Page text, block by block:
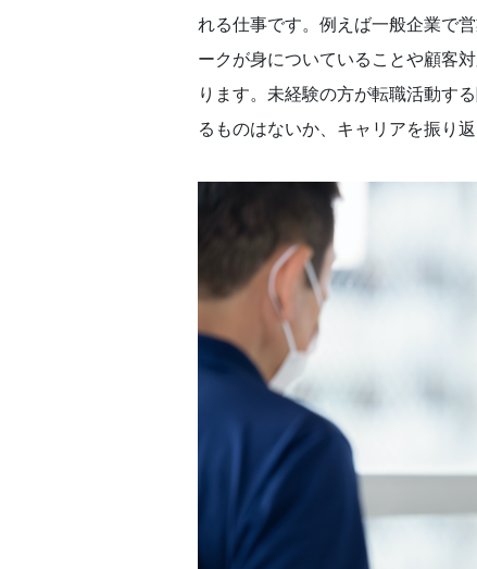
れる仕事です。例えば一般企業で
ークが身についていることや顧客
ります。未経験の方が転職活動す
るものはないか、キャリアを振り